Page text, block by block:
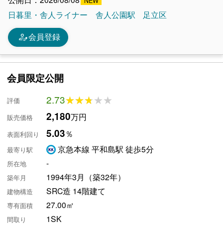
日暮里・舎人ライナー
舎人公園駅 足立区
person_edit会員登録
会員限定公開
評価 2.73★★★★★
★★★★★
販売価格 2,180万円
表面利回り 5.03％
最寄り駅 京急本線 平和島駅 徒歩5分
所在地 -
築年月 1994年3月（築32年）
建物構造 SRC造 14階建て
専有面積 27.00㎡
間取り 1SK